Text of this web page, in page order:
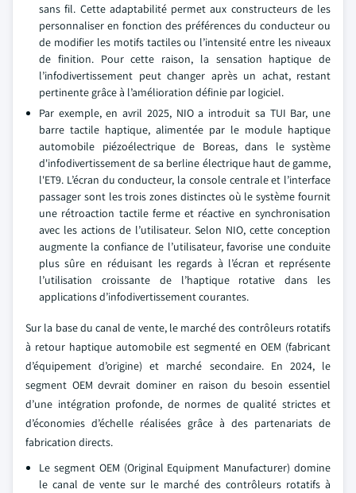
sans fil. Cette adaptabilité permet aux constructeurs de les
personnaliser en fonction des préférences du conducteur ou
de modifier les motifs tactiles ou l’intensité entre les niveaux
de finition. Pour cette raison, la sensation haptique de
l’infodivertissement peut changer après un achat, restant
pertinente grâce à l’amélioration définie par logiciel.
Par exemple, en avril 2025, NIO a introduit sa TUI Bar, une
barre tactile haptique, alimentée par le module haptique
automobile piézoélectrique de Boreas, dans le système
d'infodivertissement de sa berline électrique haut de gamme,
l'ET9. L’écran du conducteur, la console centrale et l’interface
passager sont les trois zones distinctes où le système fournit
une rétroaction tactile ferme et réactive en synchronisation
avec les actions de l’utilisateur. Selon NIO, cette conception
augmente la confiance de l’utilisateur, favorise une conduite
plus sûre en réduisant les regards à l’écran et représente
l’utilisation croissante de l’haptique rotative dans les
applications d’infodivertissement courantes.
Sur la base du canal de vente, le marché des contrôleurs rotatifs
à retour haptique automobile est segmenté en OEM (fabricant
d’équipement d’origine) et marché secondaire. En 2024, le
segment OEM devrait dominer en raison du besoin essentiel
d’une intégration profonde, de normes de qualité strictes et
d’économies d’échelle réalisées grâce à des partenariats de
fabrication directs.
Le segment OEM (Original Equipment Manufacturer) domine
le canal de vente sur le marché des contrôleurs rotatifs à